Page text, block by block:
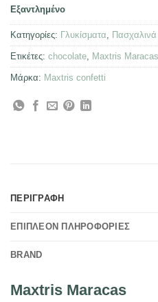
Εξαντλημένο
Κατηγορίες: Γλυκίσματα Πασχαλινά
Ετικέτες: chocolate Maxtris Maracas
Μάρκα: Maxtris confetti
ΠΕΡΙΓΡΑΦΉ
ΕΠΙΠΛΈΟΝ ΠΛΗΡΟΦΟΡΊΕΣ
BRAND
Maxtris Maracas